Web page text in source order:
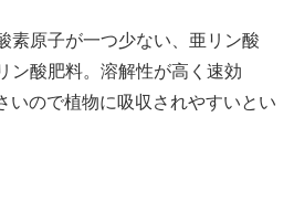
素原子が一つ少ない、亜リン酸
ン酸肥料。溶解性が高く速効
いので植物に吸収されやすいとい